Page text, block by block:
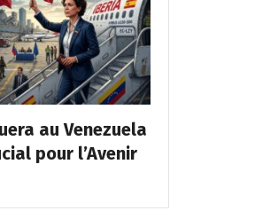
au Venezuela
pour l’Avenir